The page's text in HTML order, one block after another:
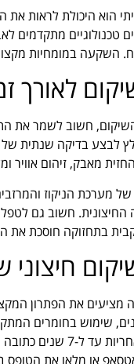
הוא היכולת לראות
מתקדמים
השקעה במומחיות
לאורך
חשוב לשמר את
בדיקה שנתית של
מאבק, זיהום
חשוב גם לטפל
בתחזוקה חוסכת את
חיצוני
מציעים את הפתרון
שימוש בחומרים
שיחזיקו לאורך
או מלאו את